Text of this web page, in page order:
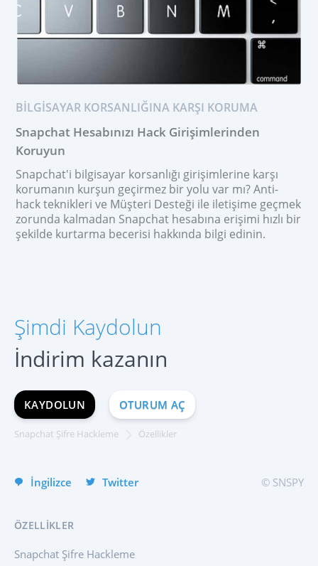
BILGISAYAR KORSANLIĞINA KARŞI KORUMA
Snapchat Hesabınızı Hack Girişimlerinden
Koruyun
Snapchat'i bilgisayar korsanlığı girişimlerine karşı
korumanın kurşun geçirmez bir yolu var mı? Anti-
hack teknikleri ve Müşteri Desteği ile iletişime geçmek
zorunda kalmadan Snapchat hesabına erişimi hızlı bir
şekilde kurtarma becerisi hakkında bilgi edinin.
Şimdi Kaydolun
İndirim kazanın
KAYDOLUN OTURUM AÇ
Snapchat Şifre Hackleme Özellikler
İngilizce
Français
中文
Portuguese (Brazil)
Хинди हिन्दी
Italiano
Twitter © SNSPY
ÖZELLIKLER
Snapchat Şifre Hackleme